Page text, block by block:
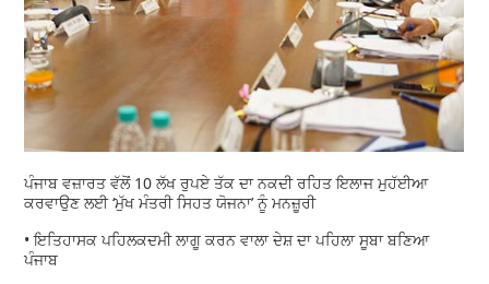
ਪੰਜਾਬ ਵਜ਼ਾਰਤ ਵੱਲੋਂ 10 ਲੱਖ ਰੁਪਏ ਤੱਕ ਦਾ ਨਕਦੀ ਰਹਿਤ ਇਲਾਜ ਮੁਹੱਈਆ
ਕਰਵਾਉਣ ਲਈ ‘ਮੁੱਖ ਮੰਤਰੀ ਸਿਹਤ ਯੋਜਨਾ’ ਨੂੰ ਮਨਜ਼ੂਰੀ
• ਇਤਿਹਾਸਕ ਪਹਿਲਕਦਮੀ ਲਾਗੂ ਕਰਨ ਵਾਲਾ ਦੇਸ਼ ਦਾ ਪਹਿਲਾ ਸੂਬਾ ਬਣਿਆ
ਪੰਜਾਬ